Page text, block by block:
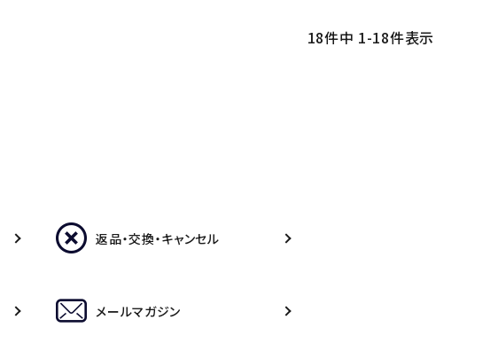
18件中 1-18件表示
返品・交換・キャンセル
メールマガジン